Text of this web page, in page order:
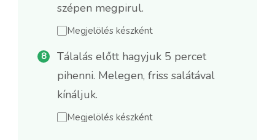
szépen megpirul.
Megjelölés készként
Tálalás előtt hagyjuk 5 percet
pihenni. Melegen, friss salátával
kínáljuk.
Megjelölés készként